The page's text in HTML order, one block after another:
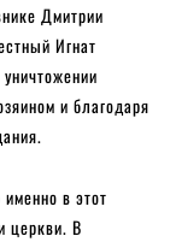
Дмитрии
Игнат
и благодаря
в этот
церкви. В